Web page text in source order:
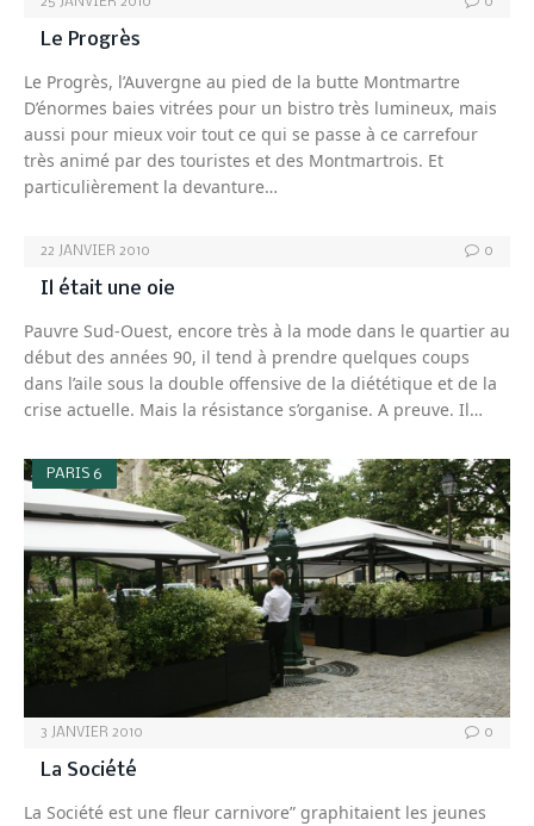
Le Progrès
Le Progrès, l’Auvergne au pied de la butte Montmartre
D’énormes baies vitrées pour un bistro très lumineux, mais
aussi pour mieux voir tout ce qui se passe à ce carrefour
très animé par des touristes et des Montmartrois. Et
particulièrement la devanture…
22 JANVIER 2010 0
Il était une oie
Pauvre Sud-Ouest, encore très à la mode dans le quartier au
début des années 90, il tend à prendre quelques coups
dans l’aile sous la double offensive de la diététique et de la
crise actuelle. Mais la résistance s’organise. A preuve. Il…
PARIS 6
3 JANVIER 2010 0
La Société
La Société est une fleur carnivore” graphitaient les jeunes